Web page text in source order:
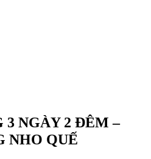
3 NGÀY 2 ĐÊM –
NHO QUẾ